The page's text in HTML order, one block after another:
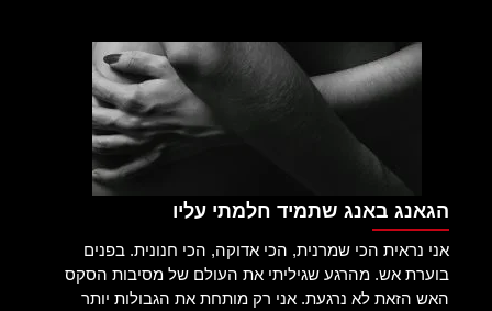
הגאנג באנג שתמיד חלמתי עליו
אני נראית הכי שמרנית, הכי אדוקה, הכי חנונית. בפנים
בוערת אש. מהרגע שגיליתי את העולם של מסיבות הסקס
האש הזאת לא נרגעת. אני רק מותחת את הגבולות יותר